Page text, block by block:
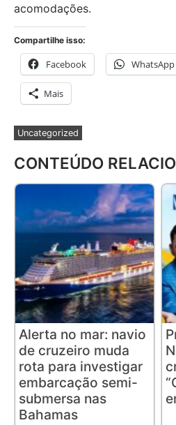
acomodações.
Compartilhe isso:
Facebook WhatsApp
Mais
Uncategorized
CONTEÚDO
Alerta no mar: navio
de cruzeiro muda
rota para investigar
embarcação semi-
submersa nas
Bahamas